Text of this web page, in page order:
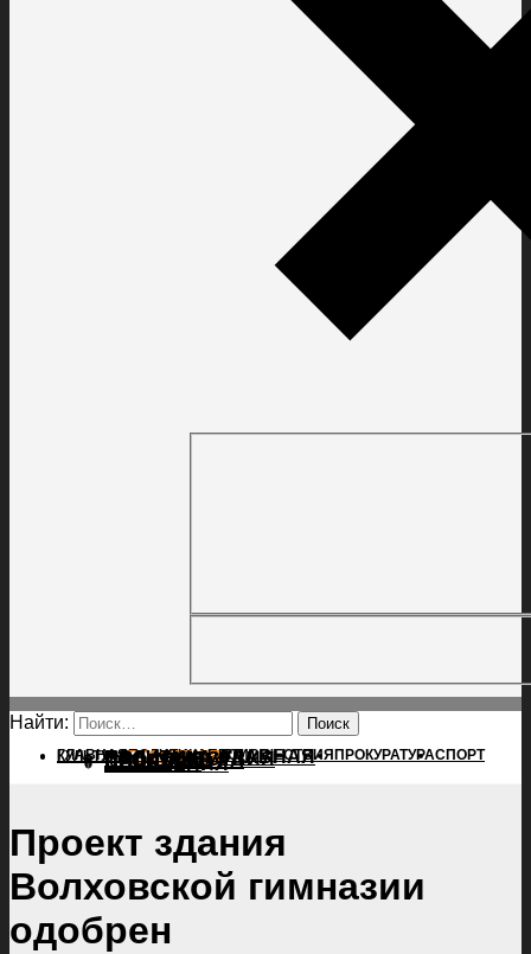
Найти:
ГЛАВНАЯПОЛИТИКАПРОИСШЕСТВИЯ ПРОКУРАТУРАСПОРТ
КУЛЬТУРАПОСЕЛЕНИЯГЛАВНАЯ
ПОЛИТИКА
ПРОИСШЕСТВИЯ
ПРОКУРАТУРА
СПОРТ
КУЛЬТУРА
ПОСЕЛЕНИЯ
Проект здания
Волховской гимназии
одобрен